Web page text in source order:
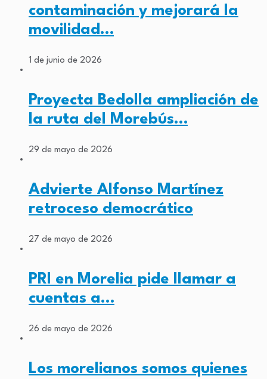
contaminación y mejorará la
movilidad…
1 de junio de 2026
Proyecta Bedolla ampliación de
la ruta del Morebús…
29 de mayo de 2026
Advierte Alfonso Martínez
retroceso democrático
27 de mayo de 2026
PRI en Morelia pide llamar a
cuentas a…
26 de mayo de 2026
Los morelianos somos quienes